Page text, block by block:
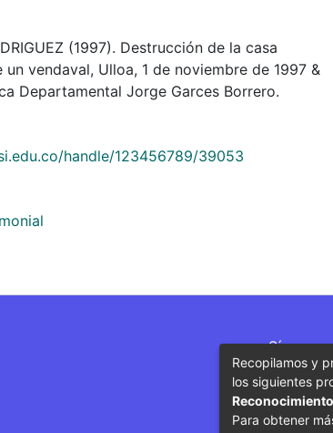
(1997). Destrucción de la casa
vendaval, Ulloa, 1 de noviembre de 1997 &
Departamental Jorge Garces Borrero.
handle/123456789/39053
Síguenos
Recopilamos y
los siguientes
Para obtener